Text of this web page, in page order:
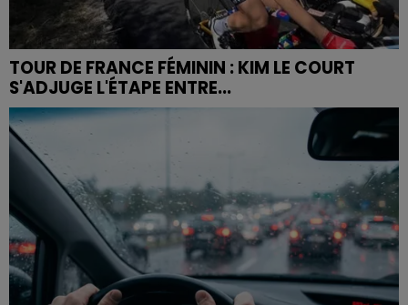
TOUR DE FRANCE FÉMININ : KIM LE COURT
S'ADJUGE L'ÉTAPE ENTRE...